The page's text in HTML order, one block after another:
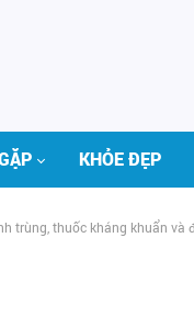
KHỎE ĐẸP
trùng, thuốc kháng khuẩn và